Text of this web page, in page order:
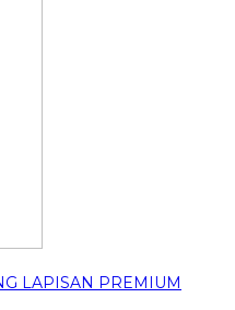
LAPISAN PREMIUM